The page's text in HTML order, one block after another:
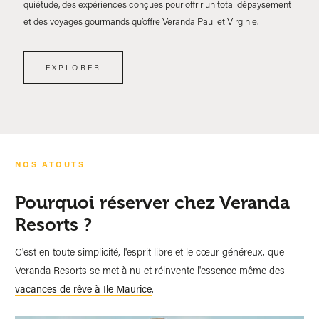
quiétude, des expériences conçues pour offrir un total dépaysement
et des voyages gourmands qu’offre Veranda Paul et Virginie.
EXPLORER
NOS ATOUTS
Pourquoi réserver chez Veranda
Resorts ?
C'est en toute simplicité, l'esprit libre et le cœur généreux, que
Veranda Resorts se met à nu et réinvente l'essence même des
vacances de rêve à Ile Maurice.